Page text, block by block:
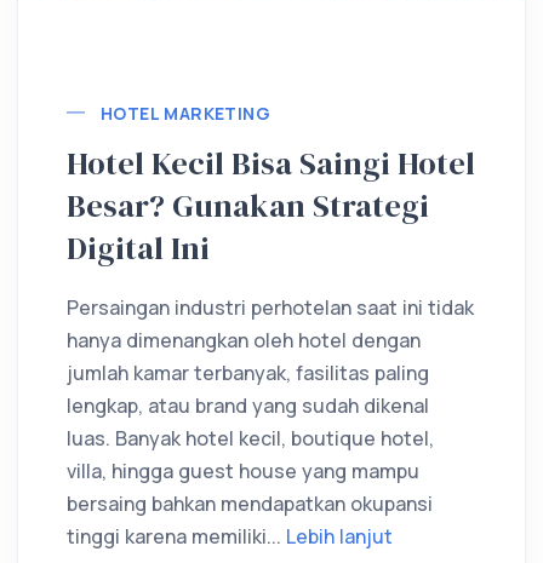
HOTEL MARKETING
Hotel Kecil Bisa Saingi Hotel
Besar? Gunakan Strategi
Digital Ini
Persaingan industri perhotelan saat ini tidak
hanya dimenangkan oleh hotel dengan
jumlah kamar terbanyak, fasilitas paling
lengkap, atau brand yang sudah dikenal
luas. Banyak hotel kecil, boutique hotel,
villa, hingga guest house yang mampu
bersaing bahkan mendapatkan okupansi
tinggi karena memiliki... Lebih lanjut